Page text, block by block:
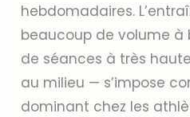
hebdomadaires.
beaucoup de volume à
de séances à très
au milieu — s’impose
dominant chez les